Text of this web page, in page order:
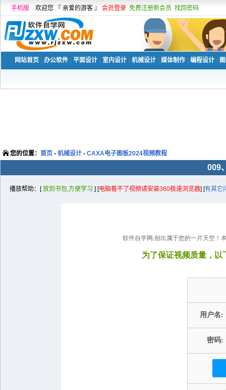
手机版 欢迎您 『 亲爱的游客 』 会员登录 免费注册新会员 找回密码
网站首页 办公软件 平面设计 室内设计 机械设计 媒体制作 编程设计
您的位置： 首页 - 机械设计 - CAXA电子图板2024视频教程
009
播放帮助：[放到书包,方便学习 ] [电脑看不了视频请安装360极速浏览器] [有其它